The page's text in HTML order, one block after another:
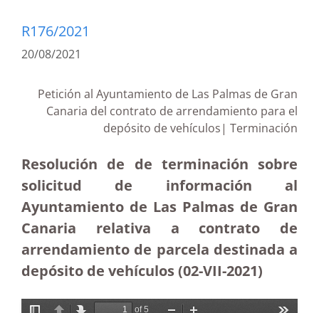
R176/2021
20/08/2021
Petición al Ayuntamiento de Las Palmas de Gran
Canaria del contrato de arrendamiento para el
depósito de vehículos| Terminación
Resolución de de terminación sobre
solicitud de información al
Ayuntamiento de Las Palmas de Gran
Canaria relativa a contrato de
arrendamiento de parcela destinada a
depósito de vehículos (02-VII-2021)